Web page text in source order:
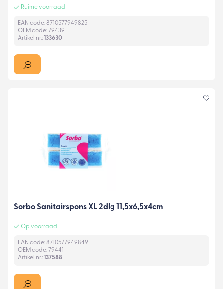
Ruime voorraad
EAN code: 8710577949825
OEM code: 79439
Artikel nr.: 133630
Sorbo Sanitairspons XL 2dlg 11,5x6,5x4cm
Op voorraad
EAN code: 8710577949849
OEM code: 79441
Artikel nr.:137588